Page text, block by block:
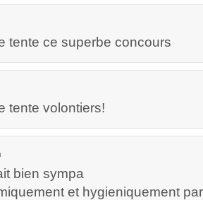
tente ce superbe concours
tente volontiers!
bien sympa
et hygieniquement